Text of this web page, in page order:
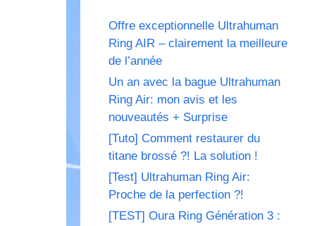
Offre exceptionnelle Ultrahuman
Ring AIR – clairement la meilleure
de l’année
Un an avec la bague Ultrahuman
Ring Air: mon avis et les
nouveautés + Surprise
[Tuto] Comment restaurer du
titane brossé ?! La solution !
[Test] Ultrahuman Ring Air:
Proche de la perfection ?!
[TEST] Oura Ring Génération 3 :